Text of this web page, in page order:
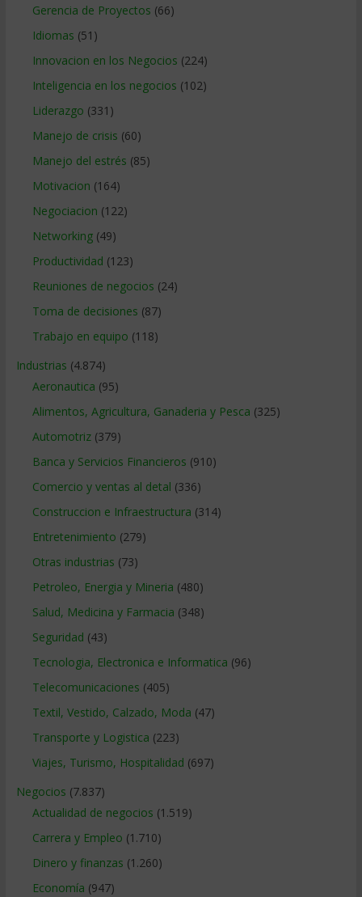
Gerencia de Proyectos (66)
Idiomas (51)
Innovacion en los Negocios (224)
Inteligencia en los negocios (102)
Liderazgo (331)
Manejo de crisis (60)
Manejo del estrés (85)
Motivacion (164)
Negociacion (122)
Networking(49)
Productividad (123)
Reuniones de negocios (24)
Toma de decisiones (87)
Trabajo en equipo (118)
Industrias (4.874)
Aeronautica (95)
Alimentos, Agricultura, Ganaderia y Pesca (325)
Automotriz(379)
Banca y Servicios Financieros (910)
Comercio y ventas al detal (336)
Construccion e Infraestructura (314)
Entretenimiento (279)
Otras industrias (73)
Petroleo, Energia y Mineria (480)
Salud, Medicina y Farmacia (348)
Seguridad (43)
Tecnologia, Electronica e Informatica (96)
Telecomunicaciones (405)
Textil, Vestido, Calzado, Moda (47)
Transporte y Logistica (223)
Viajes, Turismo, Hospitalidad (697)
Negocios (7.837)
Actualidad de negocios (1.519)
Carrera y Empleo (1.710)
Dinero y finanzas (1.260)
Economía (947)